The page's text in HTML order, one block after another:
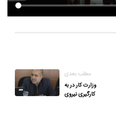
مطلب بعدی
وزارت کار در به
کارگیری نیروی